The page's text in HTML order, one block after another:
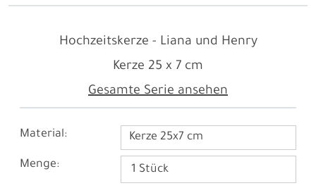
Hochzeitskerze - Liana und Henry
Gesamte Serie ansehen
Kerze 25 x 7 cm
Material: Kerze 25x7 cm
Menge: